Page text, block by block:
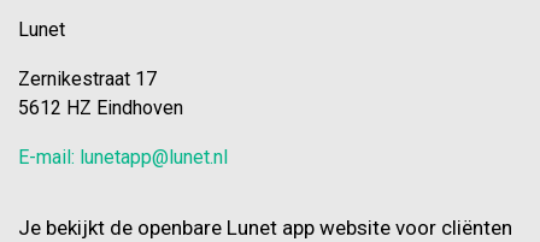
Lunet
Zernikestraat 17
5612 HZ Eindhoven
E-mail: lunetapp@lunet.nl
Je bekijkt de openbare Lunet app website voor cliënten